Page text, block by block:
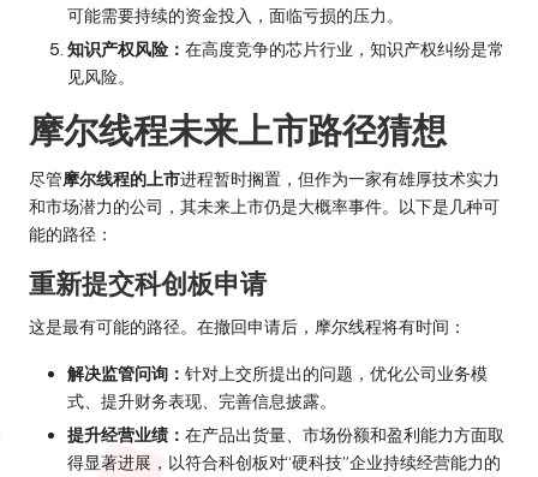
可能需要持续的资金投入，面临亏损的压力。
知识产权风险： 在高度竞争的芯片行业，知识产权纠纷是常
见风险。
摩尔线程未来上市路径猜想
尽管摩尔线程的上市进程暂时搁置，但作为一家有雄厚技术实力
和市场潜力的公司，其未来上市仍是大概率事件。以下是几种可
能的路径：
重新提交科创板申请
这是最有可能的路径。在撤回申请后，摩尔线程将有时间：
解决监管问询： 针对上交所提出的问题，优化公司业务模
式、提升财务表现、完善信息披露。
提升经营业绩： 在产品出货量、市场份额和盈利能力方面取
得显著进展，以符合科创板对“硬科技”企业持续经营能力的